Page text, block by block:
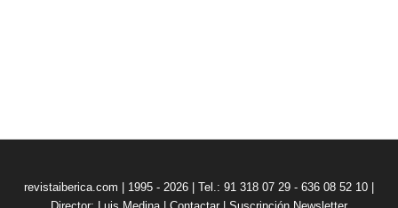
revistaiberica.com | 1995 - 2026 | Tel.: 91 318 07 29 - 636 08 52 10 |